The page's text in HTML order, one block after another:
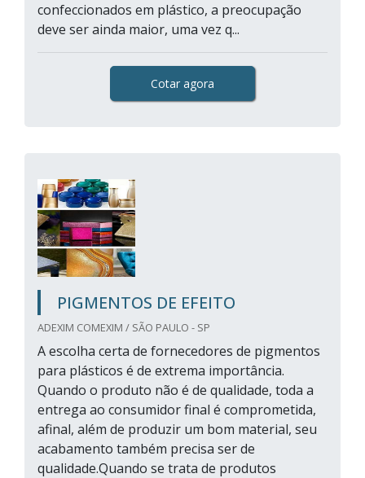
confeccionados em plástico, a preocupação
deve ser ainda maior, uma vez q...
Cotar agora
PIGMENTOS DE EFEITO
ADEXIM COMEXIM / SÃO PAULO - SP
A escolha certa de fornecedores de pigmentos
para plásticos é de extrema importância.
Quando o produto não é de qualidade, toda a
entrega ao consumidor final é comprometida,
afinal, além de produzir um bom material, seu
acabamento também precisa ser de
qualidade.Quando se trata de produtos